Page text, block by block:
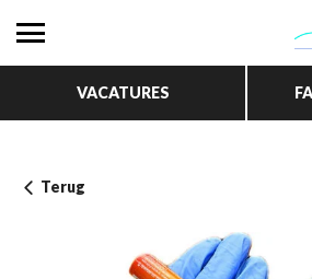
VACATURES
Terug